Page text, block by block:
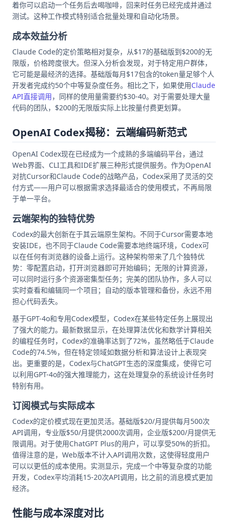
着你可以启动一个任务后去喝咖啡，回来时任务已经完成并通过
测试。这种工作模式特别适合批量处理和自动化场景。
成本效益分析
Claude Code的定价策略相对复杂，从$17的基础版到$200的无
限版，价格跨度很大。但深入分析会发现，对于特定用户群体，
它可能是最经济的选择。基础版每月$17包含的token量足够个人
开发者完成约50个中等复杂度任务。相比之下，如果使用Claude
API直接调用，同样的使用量需要约$30-40。对于需要处理大量
代码的团队，$200的无限版实际上比按量付费更划算。
OpenAI Codex揭秘：云端编码新范式
OpenAI Codex现在已经成为一个成熟的多端编码平台，通过
Web界面、CLI工具和IDE扩展三种形式提供服务。作为OpenAI
对抗Cursor和Claude Code的战略产品，Codex采用了灵活的交
付方式——用户可以根据需求选择最适合的使用模式，不再局限
于单一平台。
云端架构的独特优势
Codex的最大创新在于其云端原生架构。不同于Cursor需要本地
安装IDE，也不同于Claude Code需要本地终端环境，Codex可
以在任何有浏览器的设备上运行。这种架构带来了几个独特优
势：零配置启动，打开浏览器即可开始编码；无限的计算资源，
可以同时运行多个资源密集型任务；完美的团队协作，多人可以
实时查看和编辑同一个项目；自动的版本管理和备份，永远不用
担心代码丢失。
基于GPT-4o和专用Codex模型，Codex在某些特定任务上展现出
了强大的能力。最新数据显示，在处理算法优化和数学计算相关
的编程任务时，Codex的准确率达到了72%，虽然略低于Claude
Code的74.5%，但在特定领域如数据分析和算法设计上表现突
出。更重要的是，Codex与ChatGPT生态的深度集成，使得它可
以利用GPT-4o的强大推理能力，这在处理复杂的系统设计任务时
特别有用。
订阅模式与实际成本
Codex的定价模式现在更加灵活。基础版$20/月提供每月500次
API调用，专业版$50/月提供2000次调用，企业版$200/月提供无
限调用。对于使用ChatGPT Plus的用户，可以享受50%的折扣。
值得注意的是，Web版本不计入API调用次数，这使得轻度用户
可以以更低的成本使用。实测显示，完成一个中等复杂度的功能
开发，Codex平均消耗15-20次API调用，比之前的消息模式更加
经济。
性能与成本深度对比